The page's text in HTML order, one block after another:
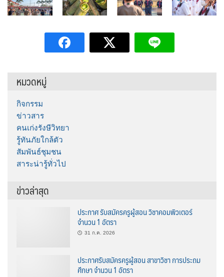
หมวดหมู่
กิจกรรม
ข่าวสาร
คนเก่งรังษีวิทยา
รู้ทันภัยใกล้ตัว
สัมพันธ์ชุมชน
สาระน่ารู้ทั่วไป
ข่าวล่าสุด
ประกาศ รับสมัครครูผู้สอน วิชาคอมพิวเตอร์
จำนวน 1 อัตรา
31 ก.ค. 2026
ประกาศรับสมัครครูผู้สอน สาขาวิชา การประถม
ศึกษา จำนวน 1 อัตรา